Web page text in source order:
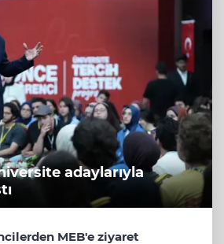
adaylarıyla
MEB'e ziyaret